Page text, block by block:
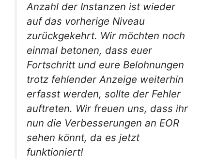
Anzahl der Instanzen ist wieder
auf das vorherige Niveau
zurückgekehrt. Wir möchten noch
einmal betonen, dass euer
Fortschritt und eure Belohnungen
trotz fehlender Anzeige weiterhin
erfasst werden, sollte der Fehler
auftreten. Wir freuen uns, dass ihr
nun die Verbesserungen an EOR
sehen könnt, da es jetzt
funktioniert!